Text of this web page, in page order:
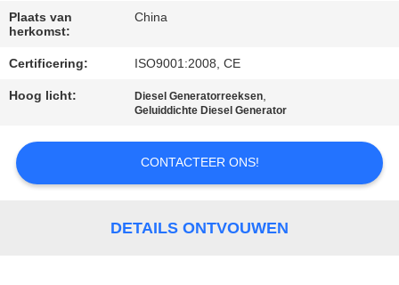
ONS
VERZOEK
OM EEN
SITEMAP
Plaats van
herkomst:
China
Certificering: ISO9001:2008, CE
Hoog licht: Diesel Generatorreeksen,
Geluiddichte Diesel Generator
CONTACTEER ONS!
DETAILS ONTVOUWEN